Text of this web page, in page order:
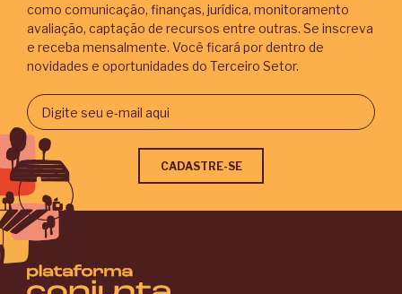
como comunicação, finanças, jurídica, monitoramento
avaliação, captação de recursos entre outras. Se inscreva
e receba mensalmente. Você ficará por dentro de
novidades e oportunidades do Terceiro Setor.